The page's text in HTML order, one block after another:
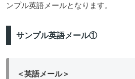
ンプル英語メールとなります。
サンプル英語メール①
＜英語メール＞